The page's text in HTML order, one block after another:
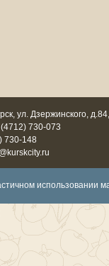
ул. Дзержинского,
730-073
730-148
использовании